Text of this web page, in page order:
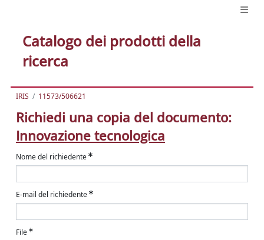
Catalogo dei prodotti della
ricerca
IRIS 11573/506621
Richiedi una copia del documento:
Innovazione tecnologica
Nome del richiedente
E-mail del richiedente
File